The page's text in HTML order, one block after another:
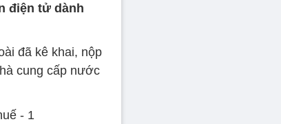
điện tử dành
đã kê khai, nộp
cung cấp nước